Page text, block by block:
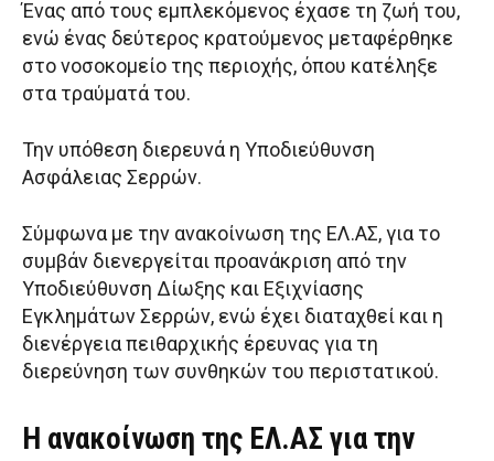
Ένας από τους εμπλεκόμενος έχασε τη ζωή του,
ενώ ένας δεύτερος κρατούμενος μεταφέρθηκε
στο νοσοκομείο της περιοχής, όπου κατέληξε
στα τραύματά του.
Την υπόθεση διερευνά η Υποδιεύθυνση
Ασφάλειας Σερρών.
Σύμφωνα με την ανακοίνωση της ΕΛ.ΑΣ, για το
συμβάν διενεργείται προανάκριση από την
Υποδιεύθυνση Δίωξης και Εξιχνίασης
Εγκλημάτων Σερρών, ενώ έχει διαταχθεί και η
διενέργεια πειθαρχικής έρευνας για τη
διερεύνηση των συνθηκών του περιστατικού.
Η ανακοίνωση της ΕΛ.ΑΣ για την